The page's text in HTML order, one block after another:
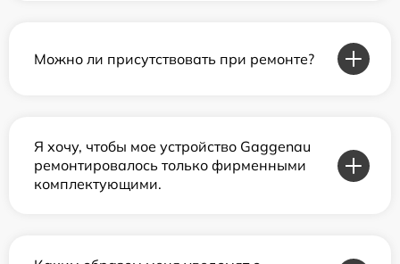
Можно ли присутствовать при ремонте?
Я хочу, чтобы мое устройство Gaggenau
ремонтировалось только фирменными
комплектующими.